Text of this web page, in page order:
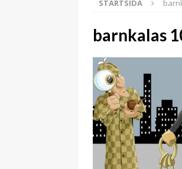
STARTSIDA
barnkalas